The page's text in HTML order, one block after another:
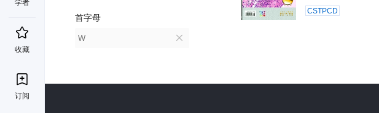
学者
收藏
订阅
首字母
W
CSTPCD